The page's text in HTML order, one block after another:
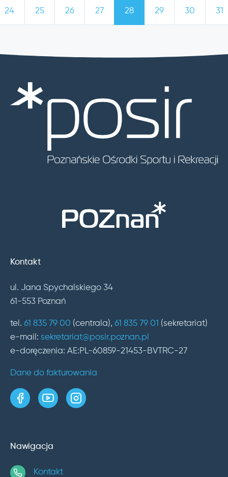
24 25 26 27 28 29 30 31
Kontakt
ul. Jana Spychalskiego 34
61-553 Poznań
tel. 61 835 79 00 (centrala), 61 835 79 01 (sekretariat)
e-mail: sekretariat@posir.poznan.pl
e-doręczenia: AE:PL-60859-21453-BVTRC-27
Dane do fakturowania
strona w serwisie Facebook
kanał w serwisie YouTube
profil w serwisie Instagram
Nawigacja
Kontakt